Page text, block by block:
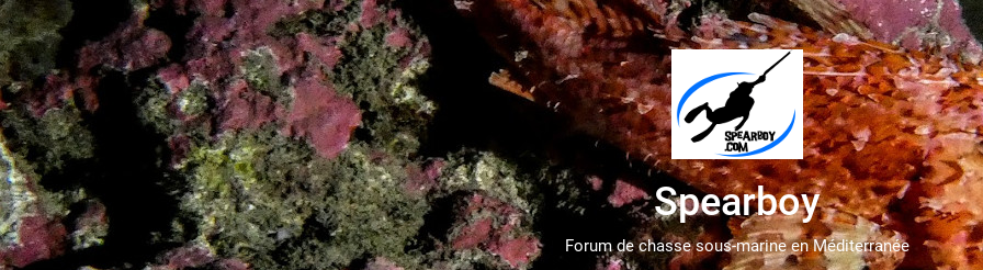
Spearboy
Forum de chasse sous-marine en Méditerranée